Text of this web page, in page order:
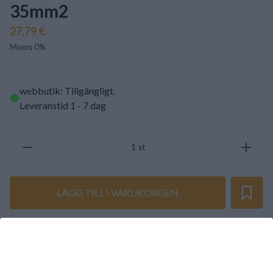
35mm2
27,79 €
Moms 0%
webbutik: Tillgängligt.
Leveranstid 1 - 7 dag
st
LÄGG TILL I VARUKORGEN